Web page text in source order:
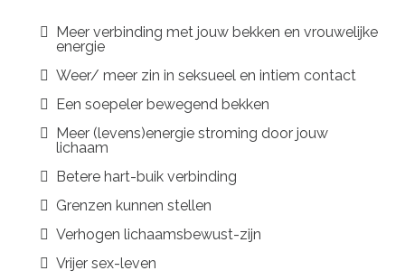
Meer verbinding met jouw bekken en vrouwelijke
energie
Weer/ meer zin in seksueel en intiem contact
Een soepeler bewegend bekken
Meer (levens)energie stroming door jouw
lichaam
Betere hart-buik verbinding
Grenzen kunnen stellen
Verhogen lichaamsbewust-zijn
Vrijer sex-leven